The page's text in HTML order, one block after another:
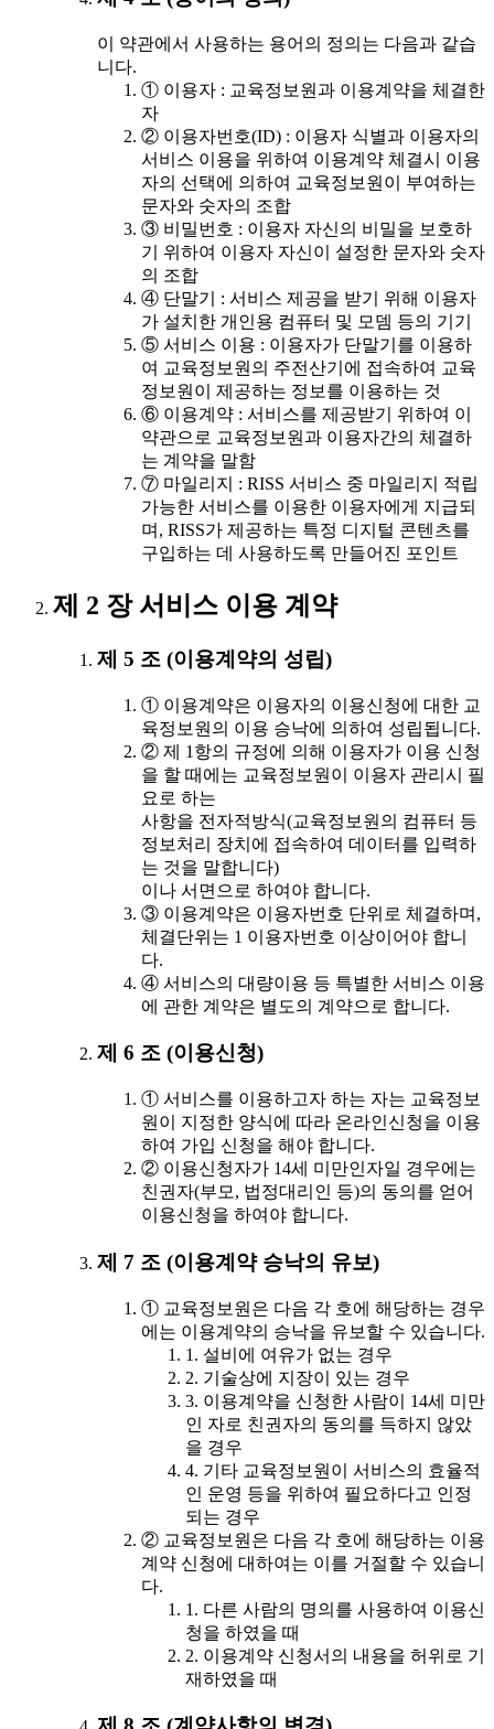
이 약관에서 사용하는 용어의 정의는 다음과 같습
니다.
① 이용자 : 교육정보원과 이용계약을 체결한
자
② 이용자번호(ID) : 이용자 식별과 이용자의
서비스 이용을 위하여 이용계약 체결시 이용
자의 선택에 의하여 교육정보원이 부여하는
문자와 숫자의 조합
③ 비밀번호 : 이용자 자신의 비밀을 보호하
기 위하여 이용자 자신이 설정한 문자와 숫자
의 조합
④ 단말기 : 서비스 제공을 받기 위해 이용자
가 설치한 개인용 컴퓨터 및 모뎀 등의 기기
⑤ 서비스 이용 : 이용자가 단말기를 이용하
여 교육정보원의 주전산기에 접속하여 교육
정보원이 제공하는 정보를 이용하는 것
⑥ 이용계약 : 서비스를 제공받기 위하여 이
약관으로 교육정보원과 이용자간의 체결하
는 계약을 말함
⑦ 마일리지 : RISS 서비스 중 마일리지 적립
가능한 서비스를 이용한 이용자에게 지급되
며, RISS가 제공하는 특정 디지털 콘텐츠를
구입하는 데 사용하도록 만들어진 포인트
제 2 장 서비스 이용 계약
제 5 조 (이용계약의 성립)
① 이용계약은 이용자의 이용신청에 대한 교
육정보원의 이용 승낙에 의하여 성립됩니다.
② 제 1항의 규정에 의해 이용자가 이용 신청
을 할 때에는 교육정보원이 이용자 관리시 필
요로 하는
사항을 전자적방식(교육정보원의 컴퓨터 등
정보처리 장치에 접속하여 데이터를 입력하
는 것을 말합니다)
이나 서면으로 하여야 합니다.
③ 이용계약은 이용자번호 단위로 체결하며,
체결단위는 1 이용자번호 이상이어야 합니
다.
④ 서비스의 대량이용 등 특별한 서비스 이용
에 관한 계약은 별도의 계약으로 합니다.
제 6 조 (이용신청)
① 서비스를 이용하고자 하는 자는 교육정보
원이 지정한 양식에 따라 온라인신청을 이용
하여 가입 신청을 해야 합니다.
② 이용신청자가 14세 미만인자일 경우에는
친권자(부모, 법정대리인 등)의 동의를 얻어
이용신청을 하여야 합니다.
제 7 조 (이용계약 승낙의 유보)
① 교육정보원은 다음 각 호에 해당하는 경우
에는 이용계약의 승낙을 유보할 수 있습니다.
1. 설비에 여유가 없는 경우
2. 기술상에 지장이 있는 경우
3. 이용계약을 신청한 사람이 14세 미만
인 자로 친권자의 동의를 득하지 않았
을 경우
4. 기타 교육정보원이 서비스의 효율적
인 운영 등을 위하여 필요하다고 인정
되는 경우
② 교육정보원은 다음 각 호에 해당하는 이용
계약 신청에 대하여는 이를 거절할 수 있습니
다.
1. 다른 사람의 명의를 사용하여 이용신
청을 하였을 때
2. 이용계약 신청서의 내용을 허위로 기
재하였을 때